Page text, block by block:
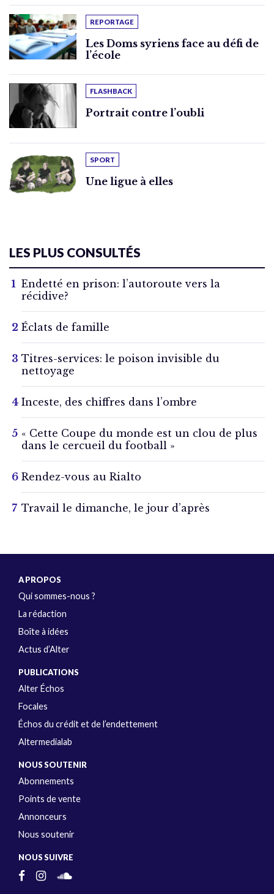
REPORTAGE
Les Doms syriens face au défi de
l’école
FLASHBACK
Portrait contre l’oubli
SPORT
Une ligue à elles
LES PLUS CONSULTÉS
Endetté en prison: l’autoroute vers la
récidive?
Éclats de famille
Titres-services: le poison invisible du
nettoyage
Inceste, des chiffres dans l’ombre
« Cette Coupe du monde est un clou de plus
dans le cercueil du football »
Rendez-vous au Rialto
Travail le dimanche, le jour d’après
A PROPOS
Qui sommes-nous ?
La rédaction
Boîte à idées
Actus d’Alter
PUBLICATIONS
Alter Échos
Focales
Échos du crédit et de l’endettement
Altermedialab
NOUS SOUTENIR
Abonnements
Points de vente
Annonceurs
Nous soutenir
NOUS SUIVRE